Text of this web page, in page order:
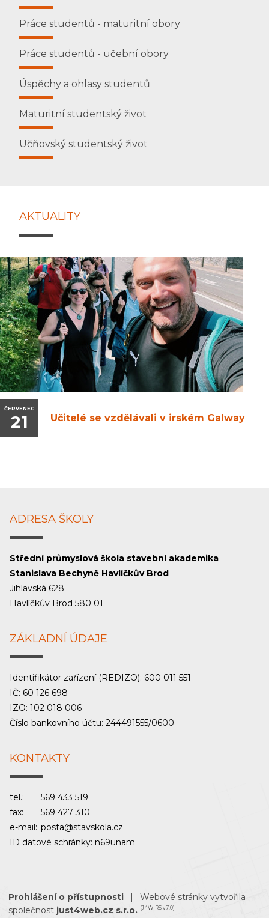
Práce studentů - maturitní obory
Práce studentů - učební obory
Úspěchy a ohlasy studentů
Maturitní studentský život
Učňovský studentský život
AKTUALITY
ČERVENEC
21 Učitelé se vzdělávali v irském Galway
ADRESA ŠKOLY
Střední průmyslová škola stavební akademika
Stanislava Bechyně Havlíčkův Brod
Jihlavská 628
Havlíčkův Brod 580 01
ZÁKLADNÍ ÚDAJE
Identifikátor zařízení (REDIZO): 600 011 551
IČ: 60 126 698
IZO: 102 018 006
Číslo bankovního účtu: 244491555/0600
KONTAKTY
tel.:
569 433 519
fax:
569 427 310
e-mail: posta@stavskola.cz
ID datové schránky: n69unam
Prohlášení o přístupnosti |
Webové stránky vytvořila
společnost just4web.cz s.r.o. (J4W-RS v7.0)